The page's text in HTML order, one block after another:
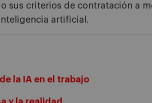
sus criterios de contratación a
artificial.
la IA en el trabajo